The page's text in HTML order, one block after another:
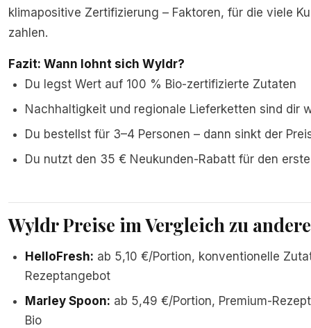
klimapositive Zertifizierung – Faktoren, für die viele
zahlen.
Fazit: Wann lohnt sich Wyldr?
Du legst Wert auf 100 % Bio-zertifizierte Zutaten
Nachhaltigkeit und regionale Lieferketten sind dir
Du bestellst für 3–4 Personen – dann sinkt der
Du nutzt den 35 € Neukunden-Rabatt für den
Wyldr Preise im Vergleich zu
HelloFresh: ab 5,10 €/Portion, konventionelle
Rezeptangebot
Marley Spoon: ab 5,49 €/Portion, Premium-
Bio